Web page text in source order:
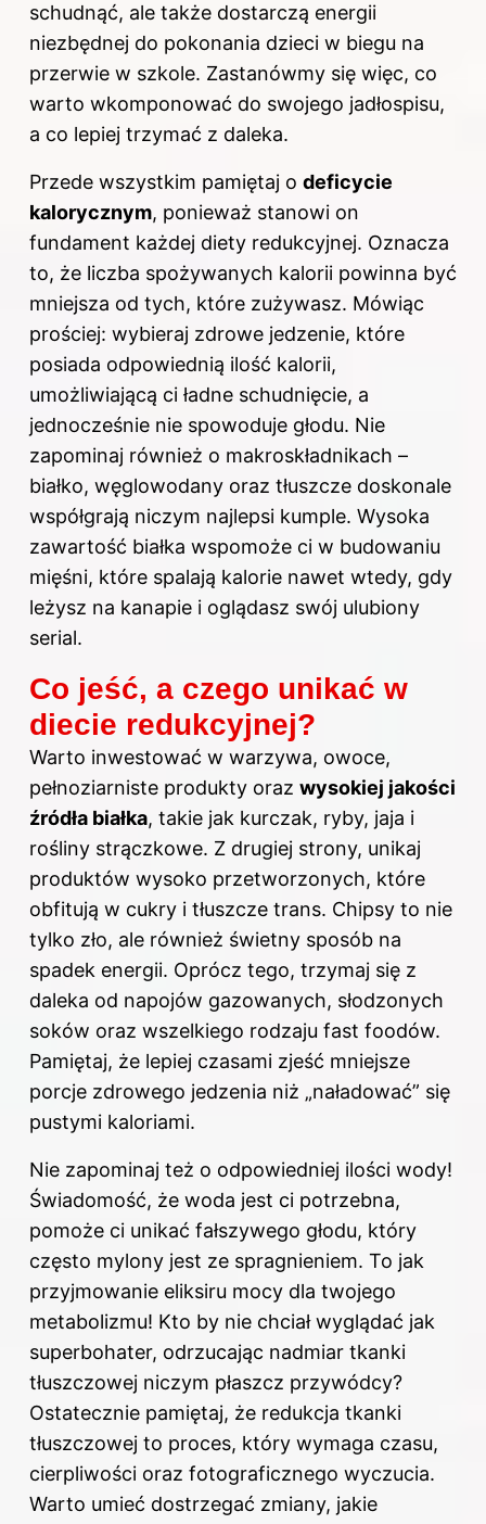
schudnąć, ale także dostarczą energii
niezbędnej do pokonania dzieci w biegu na
przerwie w szkole. Zastanówmy się więc, co
warto wkomponować do swojego jadłospisu,
a co lepiej trzymać z daleka.
Przede wszystkim pamiętaj o deficycie
kalorycznym, ponieważ stanowi on
fundament każdej diety redukcyjnej. Oznacza
to, że liczba spożywanych kalorii powinna być
mniejsza od tych, które zużywasz. Mówiąc
prościej: wybieraj zdrowe jedzenie, które
posiada odpowiednią ilość kalorii,
umożliwiającą ci ładne schudnięcie, a
jednocześnie nie spowoduje głodu. Nie
zapominaj również o makroskładnikach –
białko, węglowodany oraz tłuszcze doskonale
współgrają niczym najlepsi kumple. Wysoka
zawartość białka wspomoże ci w budowaniu
mięśni, które spalają kalorie nawet wtedy, gdy
leżysz na kanapie i oglądasz swój ulubiony
serial.
Co jeść, a czego unikać w
diecie redukcyjnej?
Warto inwestować w warzywa, owoce,
pełnoziarniste produkty oraz wysokiej jakości
źródła białka, takie jak kurczak, ryby, jaja i
rośliny strączkowe. Z drugiej strony, unikaj
produktów wysoko przetworzonych, które
obfitują w cukry i tłuszcze trans. Chipsy to nie
tylko zło, ale również świetny sposób na
spadek energii. Oprócz tego, trzymaj się z
daleka od napojów gazowanych, słodzonych
soków oraz wszelkiego rodzaju fast foodów.
Pamiętaj, że lepiej czasami zjeść mniejsze
porcje zdrowego jedzenia niż „naładować” się
pustymi kaloriami.
Nie zapominaj też o odpowiedniej ilości wody!
Świadomość, że woda jest ci potrzebna,
pomoże ci unikać fałszywego głodu, który
często mylony jest ze spragnieniem. To jak
przyjmowanie eliksiru mocy dla twojego
metabolizmu! Kto by nie chciał wyglądać jak
superbohater, odrzucając nadmiar tkanki
tłuszczowej niczym płaszcz przywódcy?
Ostatecznie pamiętaj, że redukcja tkanki
tłuszczowej to proces, który wymaga czasu,
cierpliwości oraz fotograficznego wyczucia.
Warto umieć dostrzegać zmiany, jakie